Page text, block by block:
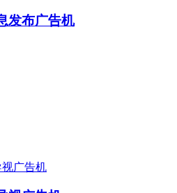
发布广告机